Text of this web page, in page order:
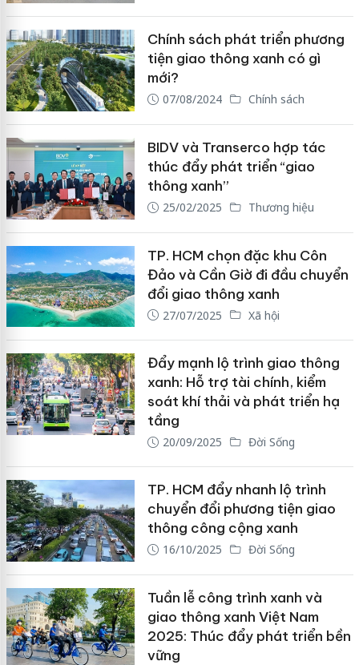
Chính sách phát triển phương
tiện giao thông xanh có gì
mới?
07/08/2024 Chính sách
BIDV và Transerco hợp tác
thúc đẩy phát triển “giao
thông xanh”
25/02/2025 Thương hiệu
TP. HCM chọn đặc khu Côn
Đảo và Cần Giờ đi đầu chuyển
đổi giao thông xanh
27/07/2025 Xã hội
Đẩy mạnh lộ trình giao thông
xanh: Hỗ trợ tài chính, kiểm
soát khí thải và phát triển hạ
tầng
20/09/2025 Đời Sống
TP. HCM đẩy nhanh lộ trình
chuyển đổi phương tiện giao
thông công cộng xanh
16/10/2025 Đời Sống
Tuần lễ công trình xanh và
giao thông xanh Việt Nam
2025: Thúc đẩy phát triển bền
vững